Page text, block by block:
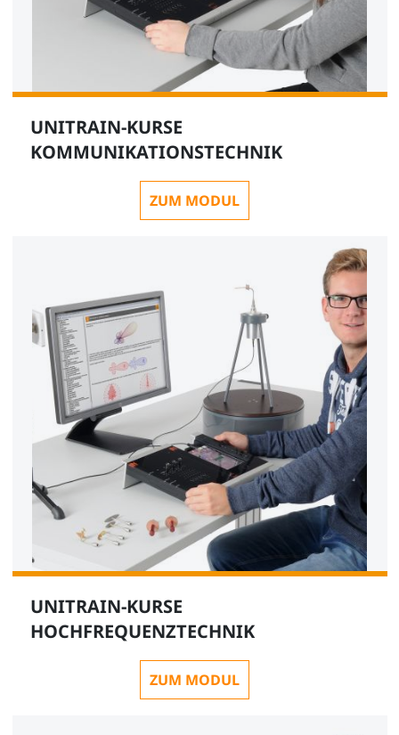
UNITRAIN-KURSE
KOMMUNIKATIONSTECHNIK
ZUM MODUL
UNITRAIN-KURSE
HOCHFREQUENZTECHNIK
ZUM MODUL